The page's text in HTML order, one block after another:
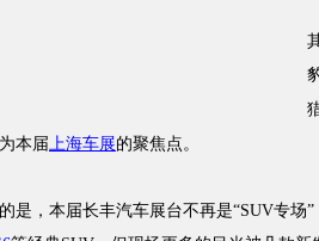
本届上海车展的聚焦点。
，本届长丰汽车展台不再是“SUV专场”